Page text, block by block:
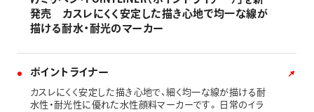
発売 カスレにくく安定した描き心地で均一な線が
描ける耐水・耐光のマーカー
ポイントライナー
カスレにくく安定した描き心地で、細く均一な線が描ける耐
水性・耐光性に優れた水性顔料マーカーです。 日常のイラ